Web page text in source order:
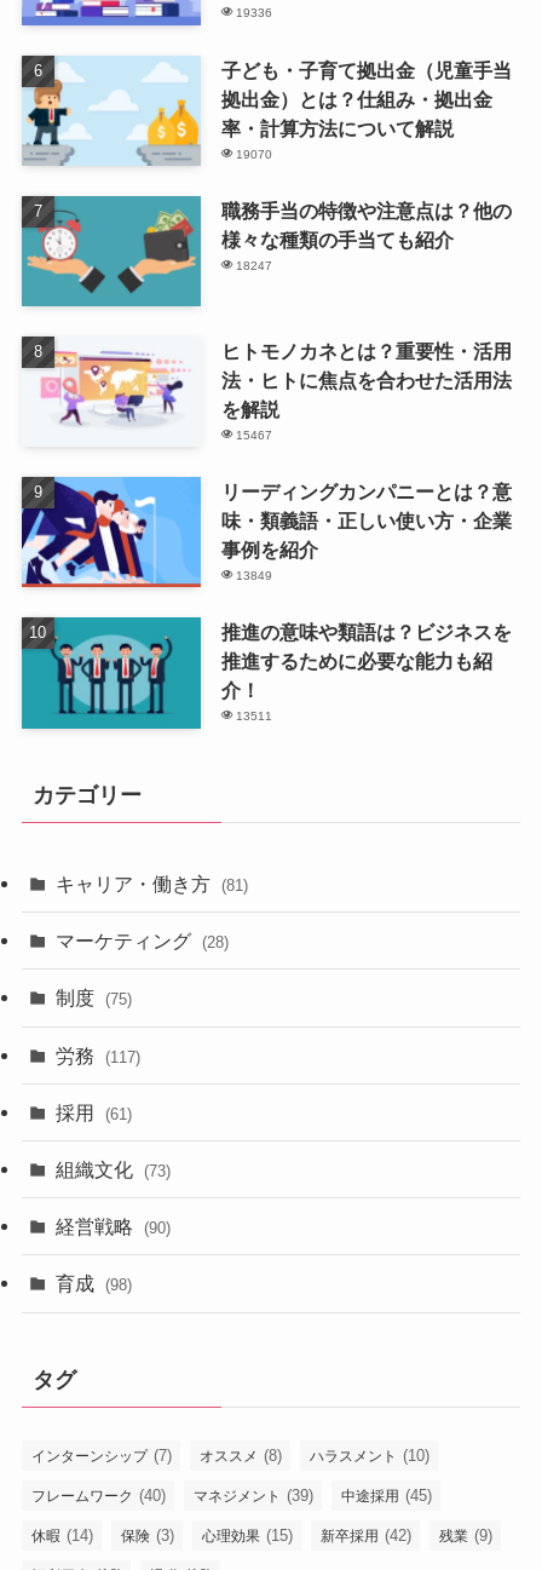
19336
子ども・子育て拠出金（児童手当
拠出金）とは？仕組み・拠出金
率・計算方法について解説
19070
職務手当の特徴や注意点は？他の
様々な種類の手当ても紹介
18247
ヒトモノカネとは？重要性・活用
法・ヒトに焦点を合わせた活用法
を解説
15467
リーディングカンパニーとは？意
味・類義語・正しい使い方・企業
事例を紹介
13849
推進の意味や類語は？ビジネスを
推進するために必要な能力も紹
介！
13511
カテゴリー
キャリア・働き方 (81)
マーケティング (28)
制度 (75)
労務 (117)
採用 (61)
組織文化 (73)
経営戦略 (90)
育成 (98)
タグ
インターンシップ(7) オススメ (8) ハラスメント (10)
フレームワーク (40) マネジメント (39) 中途採用 (45)
休暇 (14) 保険 (3) 心理効果 (15) 新卒採用 (42) 残業 (9)